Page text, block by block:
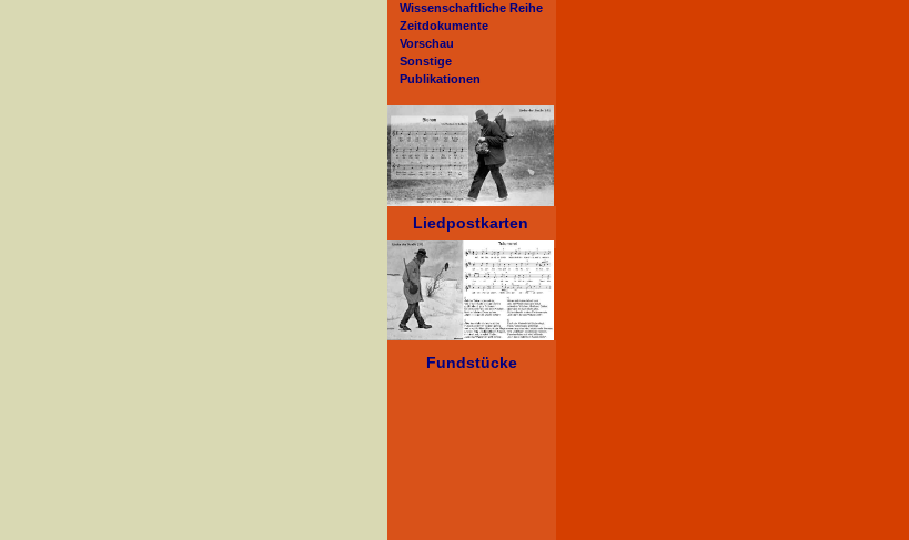
Wissenschaftliche Reihe
Zeitdokumente
Vorschau
Sonstige
Publikationen
Liedpostkarten
Fundstücke